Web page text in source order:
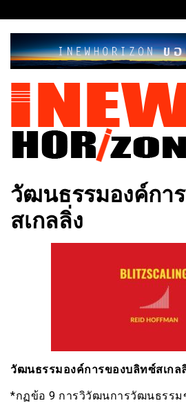
to
content
INEWHORIZON
วัฒนธรรมองค์กา
สเกลลิ่ง
วัฒนธรรมองค์การของบลิทซ์สเกล
*กฏข้อ 9 การวิวัฒนการวัฒนธรร